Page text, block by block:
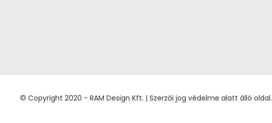
© Copyright 2020 - RAM Design Kft. | Szerzői jog védelme alatt álló oldal.